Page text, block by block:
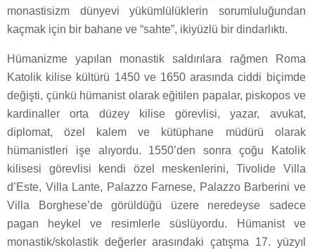
monastisizm dünyevi yükümlülüklerin sorumluluğundan
kaçmak için bir bahane ve “sahte”, ikiyüzlü bir dindarlıktı.
Hümanizme yapılan monastik saldırılara rağmen Roma
Katolik kilise kültürü 1450 ve 1650 arasında ciddi biçimde
değişti, çünkü hümanist olarak eğitilen papalar, piskopos ve
kardinaller orta düzey kilise görevlisi, yazar, avukat,
diplomat, özel kalem ve kütüphane müdürü olarak
hümanistleri işe alıyordu. 1550’den sonra çoğu Katolik
kilisesi görevlisi kendi özel meskenlerini, Tivolide Villa
d’Este, Villa Lante, Palazzo Farnese, Palazzo Barberini ve
Villa Borghese’de görüldüğü üzere neredeyse sadece
pagan heykel ve resimlerle süslüyordu. Hümanist ve
monastik/skolastik değerler arasındaki çatışma 17. yüzyıl